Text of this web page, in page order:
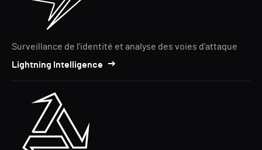
Surveillance de l'identité et analyse des voies d'attaque
Lightning Intelligence